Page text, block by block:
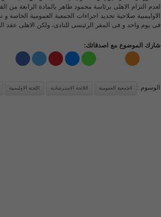
الاوليمبية صلاحية تحديد اجراءات الجمعية العمومية
فى يوم واحد و فى المقر الرئيسى للنادى، ولكن الاهلى عقد
شارك الموضوع مع اصدقائك:
الوسوم : الجمعية العمومية اللائحة الاسترشادية اللجنة الاوليمبية